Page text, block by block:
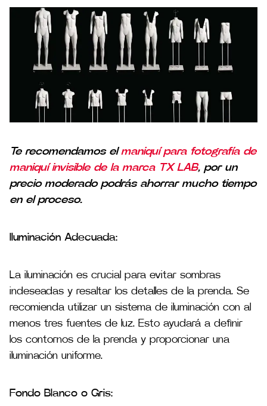
Te recomendamos elmaniquí para fotografía de
maniquí invisible de la marca TX LAB, por un
precio moderado podrás ahorrar mucho tiempo
en el proceso.
Iluminación Adecuada:
La iluminación es crucial para evitar sombras
indeseadas y resaltar los detalles de la prenda. Se
recomienda utilizar un sistema de iluminación con al
menos tres fuentes de luz. Esto ayudará a definir
los contornos de la prenda y proporcionar una
iluminación uniforme​.
Fondo Blanco o Gris: